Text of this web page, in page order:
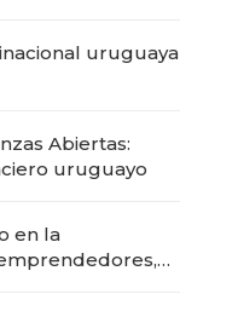
uruguaya
Abiertas:
uruguayo
en la